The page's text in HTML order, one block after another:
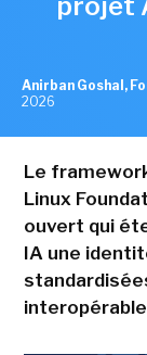
Anirban Goshal,
2026
Le
Linux
ouvert qui
IA une